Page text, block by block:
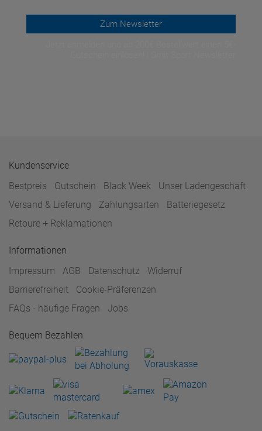
Zum Newsletter
Kundenservice
Bestpreis
Gutschein Black Week
Unser Ladengeschäft
Versand & Lieferung
Zahlungsarten
Batteriegesetz
Retoure + Reklamationen
Informationen
Impressum
AGB Datenschutz
Widerruf
Barrierefreiheit
Cookie-Präferenzen
FAQs - häufige Fragen
Jobs
Bequem Bezahlen